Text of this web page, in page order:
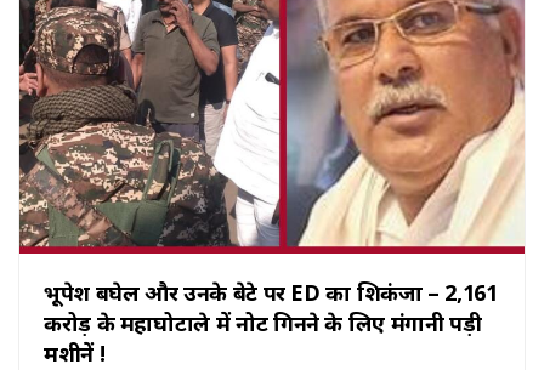
भूपेश बघेल और उनके बेटे पर ED का शिकंजा – 2,161
करोड़ के महाघोटाले में नोट गिनने के लिए मंगानी पड़ी
मशीनें !